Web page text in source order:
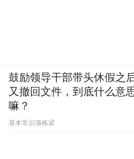
鼓励领导干部带头休假之
又撤回文件，到底什么意
嘛？
基本常识项栋梁